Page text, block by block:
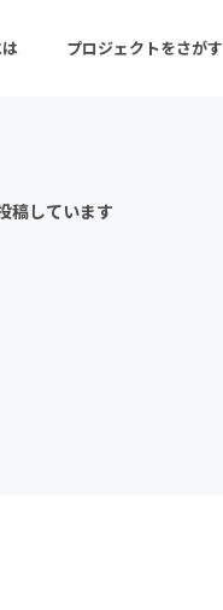
プロジェクトをさがす
クト
稿しています